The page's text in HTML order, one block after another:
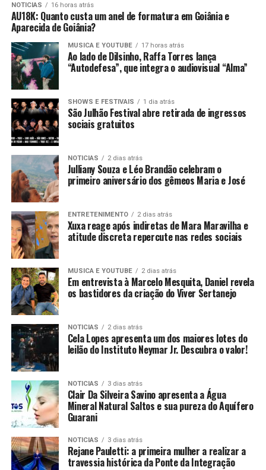
NOTICIAS 16 horas atrás
AU18K: Quanto custa um anel de formatura em Goiânia e
Aparecida de Goiânia?
MUSICA E YOUTUBE 17 horas atrás
Ao lado de Dilsinho, Raffa Torres lança
“Autodefesa”, que integra o audiovisual “Alma”
SHOWS E FESTIVAIS 1 dia atrás
São Julhão Festival abre retirada de ingressos
sociais gratuitos
NOTICIAS 2 dias atrás
Julliany Souza e Léo Brandão celebram o
primeiro aniversário dos gêmeos Maria e José
ENTRETENIMENTO 2 dias atrás
Xuxa reage após indiretas de Mara Maravilha e
atitude discreta repercute nas redes sociais
MUSICA E YOUTUBE 2 dias atrás
Em entrevista à Marcelo Mesquita, Daniel revela
os bastidores da criação do Viver Sertanejo
NOTICIAS 2 dias atrás
Cela Lopes apresenta um dos maiores lotes do
leilão do Instituto Neymar Jr. Descubra o valor!
NOTICIAS 3 dias atrás
Clair Da Silveira Savino apresenta a Água
Mineral Natural Saltos e sua pureza do Aquífero
Guarani
NOTICIAS 3 dias atrás
Rejane Pauletti: a primeira mulher a realizar a
travessia histórica da Ponte da Integração